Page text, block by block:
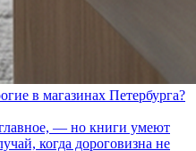
в магазинах Петербурга?
— но книги умеют
когда дороговизна не